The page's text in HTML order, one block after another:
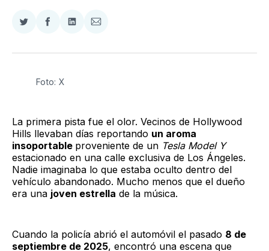
Compartir
Twitter
Compartir
Facebook
Compartir
LinkedIn
Compartir
Email
Foto: X
La primera pista fue el olor. Vecinos de Hollywood
Hills llevaban días reportando un aroma
insoportable proveniente de un Tesla Model Y
estacionado en una calle exclusiva de Los Ángeles.
Nadie imaginaba lo que estaba oculto dentro del
vehículo abandonado. Mucho menos que el dueño
era una joven estrella de la música.
Cuando la policía abrió el automóvil el pasado 8 de
septiembre de 2025, encontró una escena que